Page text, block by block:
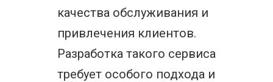
качества обслуживания и
привлечения клиентов.
Разработка такого сервиса
требует особого подхода и